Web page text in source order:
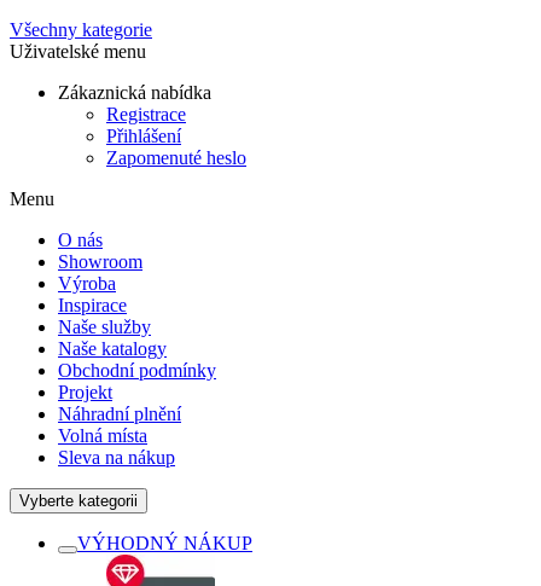
Všechny kategorie
Uživatelské menu
Zákaznická nabídka
Registrace
Přihlášení
Zapomenuté heslo
Menu
O nás
Showroom
Výroba
Inspirace
Naše služby
Naše katalogy
Obchodní podmínky
Projekt
Náhradní plnění
Volná místa
Sleva na nákup
Vyberte kategorii
VÝHODNÝ NÁKUP